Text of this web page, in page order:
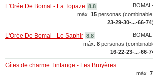
L'Orée De Bomal - La Topaze 8.8
máx. 15 personas (combinable:
23‑29‑30‑...‑66‑74)
L'Orée De Bomal - Le Saphir 8.8
máx. 8 personas
Gîtes de charme Tintange - Les Bruyères
máx. 7